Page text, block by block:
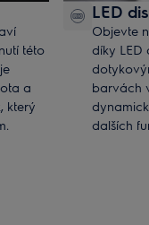
této
a
který
LED
Objevte
díky LED
barvách
dalších